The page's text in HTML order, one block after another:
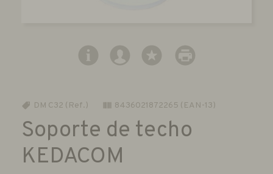
DM C32 (Ref.) 8436021872265 (EAN-13)
Soporte de techo
KEDACOM